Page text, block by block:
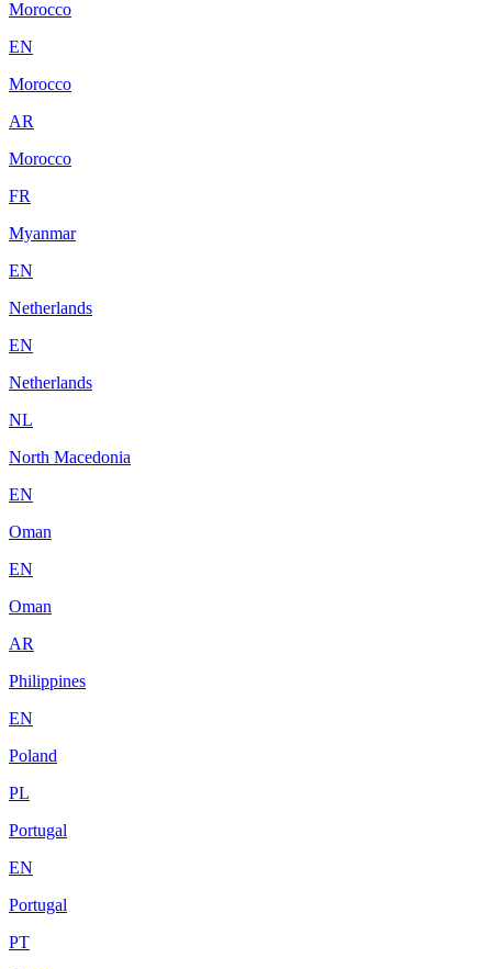
Morocco
EN
Morocco
AR
Morocco
FR
Myanmar
EN
Netherlands
EN
Netherlands
NL
North Macedonia
EN
Oman
EN
Oman
AR
Philippines
EN
Poland
PL
Portugal
EN
Portugal
PT